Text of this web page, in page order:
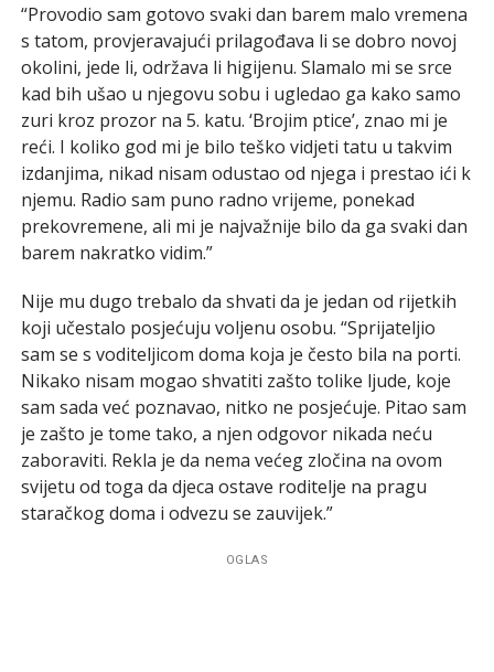
“Provodio sam gotovo svaki dan barem malo vremena
s tatom, provjeravajući prilagođava li se dobro novoj
okolini, jede li, održava li higijenu. Slamalo mi se srce
kad bih ušao u njegovu sobu i ugledao ga kako samo
zuri kroz prozor na 5. katu. ‘Brojim ptice’, znao mi je
reći. I koliko god mi je bilo teško vidjeti tatu u takvim
izdanjima, nikad nisam odustao od njega i prestao ići k
njemu. Radio sam puno radno vrijeme, ponekad
prekovremene, ali mi je najvažnije bilo da ga svaki dan
barem nakratko vidim.”
Nije mu dugo trebalo da shvati da je jedan od rijetkih
koji učestalo posjećuju voljenu osobu. “Sprijateljio
sam se s voditeljicom doma koja je često bila na porti.
Nikako nisam mogao shvatiti zašto tolike ljude, koje
sam sada već poznavao, nitko ne posjećuje. Pitao sam
je zašto je tome tako, a njen odgovor nikada neću
zaboraviti. Rekla je da nema većeg zločina na ovom
svijetu od toga da djeca ostave roditelje na pragu
staračkog doma i odvezu se zauvijek.”
OGLAS